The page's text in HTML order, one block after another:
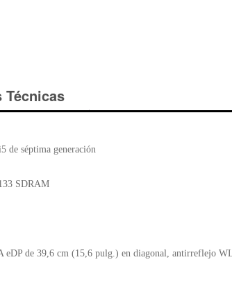
Técnicas
de séptima generación
SDRAM
eDP de 39,6 cm (15,6 pulg.) en diagonal, antirreflejo